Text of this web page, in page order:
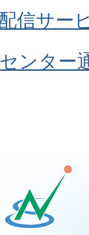
信サー
ンター